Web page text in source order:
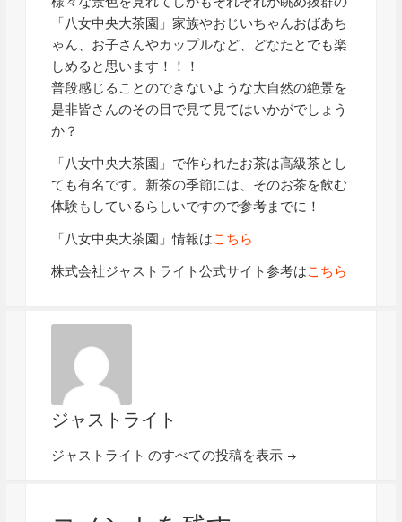
「八女中央大茶園」家族やおじいちゃんおばあち
ゃん、お子さんやカップルなど、どなたとでも楽
しめると思います！！！
普段感じることのできないような大自然の絶景を
是非皆さんのその目で見て見てはいかがでしょう
か？
「八女中央大茶園」で作られたお茶は高級茶とし
ても有名です。新茶の季節には、そのお茶を飲む
体験もしているらしいですので参考までに！
「八女中央大茶園」情報はこちら
株式会社ジャストライト公式サイト参考はこちら
ジャストライト
ジャストライト のすべての投稿を表示